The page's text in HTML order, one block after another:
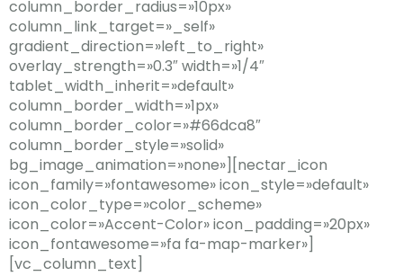
column_border_radius=»10px»
column_link_target=»_self»
gradient_direction=»left_to_right»
overlay_strength=»0.3″ width=»1/4″
tablet_width_inherit=»default»
column_border_width=»1px»
column_border_color=»#66dca8″
column_border_style=»solid»
bg_image_animation=»none»][nectar_icon
icon_family=»fontawesome» icon_style=»default»
icon_color_type=»color_scheme»
icon_color=»Accent-Color» icon_padding=»20px»
icon_fontawesome=»fa fa-map-marker»]
[vc_column_text]